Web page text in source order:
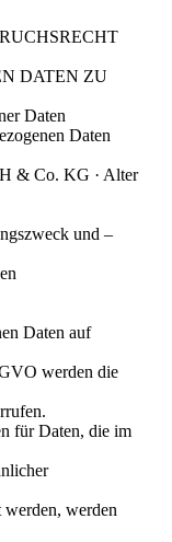
DATEN ZU
Daten
Daten
& Co. KG · Alter
und –
Daten auf
werden die
für Daten, die im
werden